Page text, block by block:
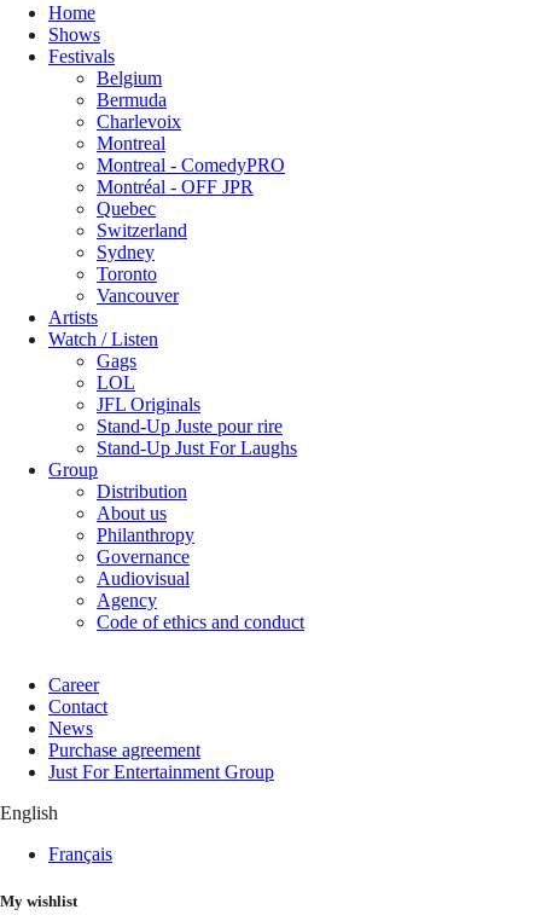
Home
Shows
Festivals
Belgium
Bermuda
Charlevoix
Montreal
Montreal - ComedyPRO
Montréal - OFF JPR
Quebec
Switzerland
Sydney
Toronto
Vancouver
Artists
Watch / Listen
Gags
LOL
JFL Originals
Stand-Up Juste pour rire
Stand-Up Just For Laughs
Group
Distribution
About us
Philanthropy
Governance
Audiovisual
Agency
Code of ethics and conduct
Career
Contact
News
Purchase agreement
Just For Entertainment Group
English
Français
My wishlist